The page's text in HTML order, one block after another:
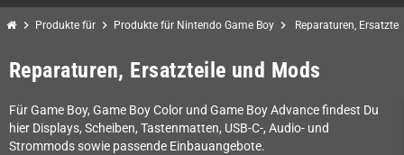
chevron_right Produkte für chevron_right Produkte für Nintendo Game Boy chevron_right Reparaturen,
Reparaturen, Ersatzteile und Mods
Für Game Boy, Game Boy Color und Game Boy Advance findest Du
hier Displays, Scheiben, Tastenmatten, USB-C-, Audio- und
Strommods sowie passende Einbauangebote.